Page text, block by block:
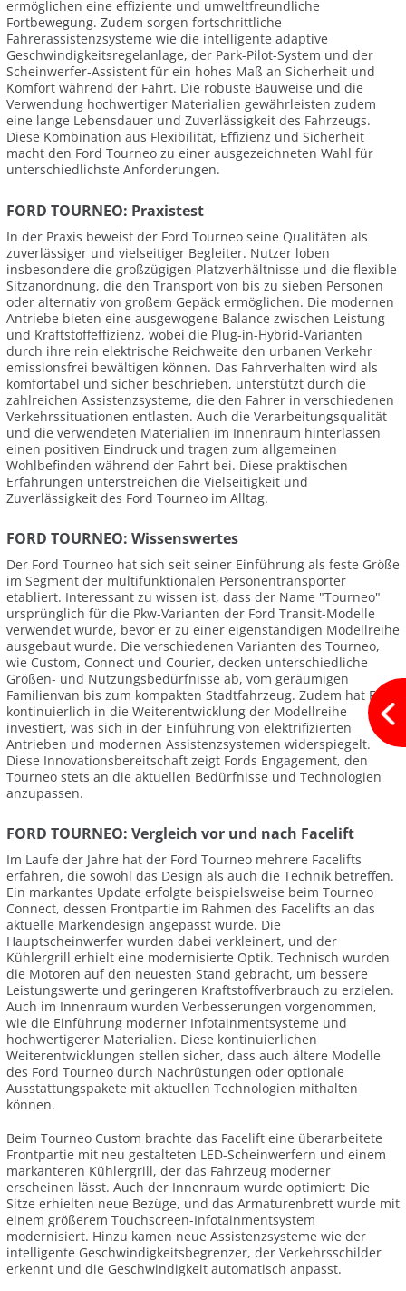
ermöglichen eine effiziente und umweltfreundliche
Fortbewegung. Zudem sorgen fortschrittliche
Fahrerassistenzsysteme wie die intelligente adaptive
Geschwindigkeitsregelanlage, der Park-Pilot-System und der
Scheinwerfer-Assistent für ein hohes Maß an Sicherheit und
Komfort während der Fahrt. Die robuste Bauweise und die
Verwendung hochwertiger Materialien gewährleisten zudem
eine lange Lebensdauer und Zuverlässigkeit des Fahrzeugs.
Diese Kombination aus Flexibilität, Effizienz und Sicherheit
macht den Ford Tourneo zu einer ausgezeichneten Wahl für
unterschiedlichste Anforderungen.
FORD TOURNEO: Praxistest
In der Praxis beweist der Ford Tourneo seine Qualitäten als
zuverlässiger und vielseitiger Begleiter. Nutzer loben
insbesondere die großzügigen Platzverhältnisse und die flexible
Sitzanordnung, die den Transport von bis zu sieben Personen
oder alternativ von großem Gepäck ermöglichen. Die modernen
Antriebe bieten eine ausgewogene Balance zwischen Leistung
und Kraftstoffeffizienz, wobei die Plug-in-Hybrid-Varianten
durch ihre rein elektrische Reichweite den urbanen Verkehr
emissionsfrei bewältigen können. Das Fahrverhalten wird als
komfortabel und sicher beschrieben, unterstützt durch die
zahlreichen Assistenzsysteme, die den Fahrer in verschiedenen
Verkehrssituationen entlasten. Auch die Verarbeitungsqualität
und die verwendeten Materialien im Innenraum hinterlassen
einen positiven Eindruck und tragen zum allgemeinen
Wohlbefinden während der Fahrt bei. Diese praktischen
Erfahrungen unterstreichen die Vielseitigkeit und
Zuverlässigkeit des Ford Tourneo im Alltag.
FORD TOURNEO: Wissenswertes
Der Ford Tourneo hat sich seit seiner Einführung als feste Größe
im Segment der multifunktionalen Personentransporter
etabliert. Interessant zu wissen ist, dass der Name "Tourneo"
ursprünglich für die Pkw-Varianten der Ford Transit-Modelle
verwendet wurde, bevor er zu einer eigenständigen Modellreihe
ausgebaut wurde. Die verschiedenen Varianten des Tourneo,
wie Custom, Connect und Courier, decken unterschiedliche
Größen- und Nutzungsbedürfnisse ab, vom geräumigen
Familienvan bis zum kompakten Stadtfahrzeug. Zudem hat Ford
kontinuierlich in die Weiterentwicklung der Modellreihe
investiert, was sich in der Einführung von elektrifizierten
Antrieben und modernen Assistenzsystemen widerspiegelt.
Diese Innovationsbereitschaft zeigt Fords Engagement, den
Tourneo stets an die aktuellen Bedürfnisse und Technologien
anzupassen.
FORD TOURNEO: Vergleich vor und nach Facelift
Im Laufe der Jahre hat der Ford Tourneo mehrere Facelifts
erfahren, die sowohl das Design als auch die Technik betreffen.
Ein markantes Update erfolgte beispielsweise beim Tourneo
Connect, dessen Frontpartie im Rahmen des Facelifts an das
aktuelle Markendesign angepasst wurde. Die
Hauptscheinwerfer wurden dabei verkleinert, und der
Kühlergrill erhielt eine modernisierte Optik. Technisch wurden
die Motoren auf den neuesten Stand gebracht, um bessere
Leistungswerte und geringeren Kraftstoffverbrauch zu erzielen.
Auch im Innenraum wurden Verbesserungen vorgenommen,
wie die Einführung moderner Infotainmentsysteme und
hochwertigerer Materialien. Diese kontinuierlichen
Weiterentwicklungen stellen sicher, dass auch ältere Modelle
des Ford Tourneo durch Nachrüstungen oder optionale
Ausstattungspakete mit aktuellen Technologien mithalten
können.
Beim Tourneo Custom brachte das Facelift eine überarbeitete
Frontpartie mit neu gestalteten LED-Scheinwerfern und einem
markanteren Kühlergrill, der das Fahrzeug moderner
erscheinen lässt. Auch der Innenraum wurde optimiert: Die
Sitze erhielten neue Bezüge, und das Armaturenbrett wurde mit
einem größerem Touchscreen-Infotainmentsystem
modernisiert. Hinzu kamen neue Assistenzsysteme wie der
intelligente Geschwindigkeitsbegrenzer, der Verkehrsschilder
erkennt und die Geschwindigkeit automatisch anpasst.